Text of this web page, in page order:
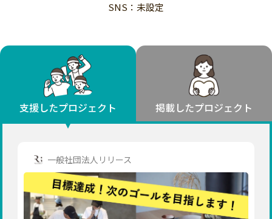
子ども・教育
フード・農業
文化
環境・エシカル
人権・マイノリティ
社会貢献
地域からさがす 北海道・東北
北海道
宮城
北海道 青森 岩手 宮城
秋田
福島
茨城 栃木 群馬
千葉
東京
神奈川
新潟 富山 石川
長野
岐阜 静岡 愛知
近畿
三重 滋賀 京都 大阪
兵庫
SNS：未設定
支援したプロジェクト 掲載したプロジェクト
一般社団法人リリース